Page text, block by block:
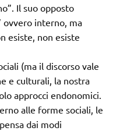
Il suo opposto
ovvero interno, ma
esiste, non esiste
(ma il discorso vale
e culturali, la nostra
approcci endonomici.
alle forme sociali, le
dai modi